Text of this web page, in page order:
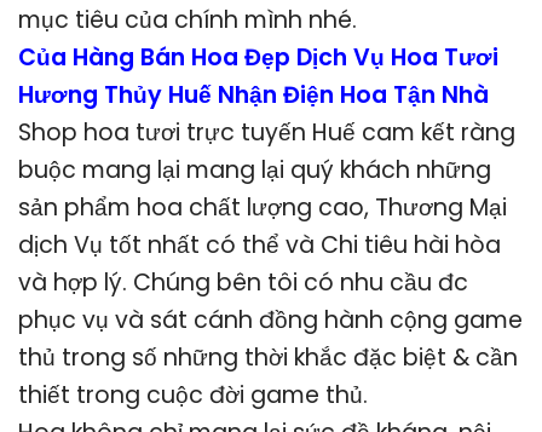
mục tiêu của chính mình nhé.
Của Hàng Bán Hoa Đẹp Dịch Vụ Hoa Tươi
Hương Thủy Huế Nhận Điện Hoa Tận Nhà
Shop hoa tươi trực tuyến Huế cam kết ràng
buộc mang lại mang lại quý khách những
sản phẩm hoa chất lượng cao, Thương Mại
dịch Vụ tốt nhất có thể và Chi tiêu hài hòa
và hợp lý. Chúng bên tôi có nhu cầu đc
phục vụ và sát cánh đồng hành cộng game
thủ trong số những thời khắc đặc biệt & cần
thiết trong cuộc đời game thủ.